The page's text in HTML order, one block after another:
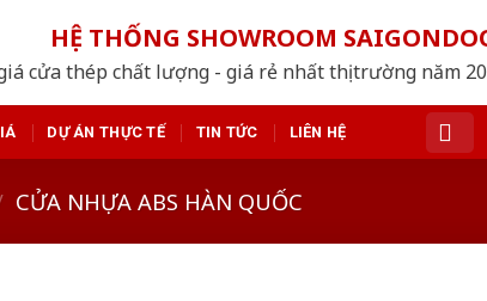
HỆ THỐNG SHOWROOM
cửa thép chất lượng - giá rẻ nhất thị trường năm
DỰ ÁN THỰC TẾ TIN TỨC LIÊN HỆ
CỬA NHỰA ABS HÀN QUỐC